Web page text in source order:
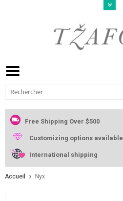
Free Shipping Over $500
Customizing options available
International shipping
Accueil Nyx